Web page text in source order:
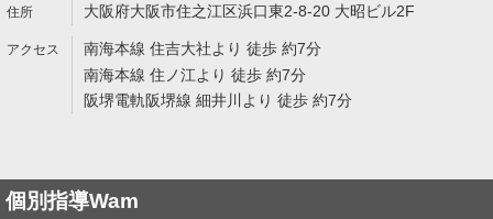
大阪府大阪市住之江区浜口東2-8-20 大昭ビル2F
南海本線 住吉大社より 徒歩 約7分
南海本線 住ノ江より 徒歩 約7分
阪堺電軌阪堺線 細井川より 徒歩 約7分
個別指導Wam